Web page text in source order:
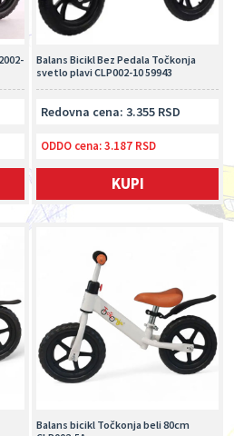
Balans Bicikl Bez Pedala Točkonja
svetlo plavi CLP002-10 59943
Redovna cena: 3.355 RSD
ODDO cena:3.187 RSD
KUPI
Balans bicikl Točkonja beli 80cm